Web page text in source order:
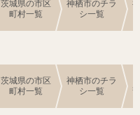
茨城県の市区
町村一覧
神栖市のチラ
シ一覧
茨城県の市区
町村一覧
神栖市のチラ
シ一覧